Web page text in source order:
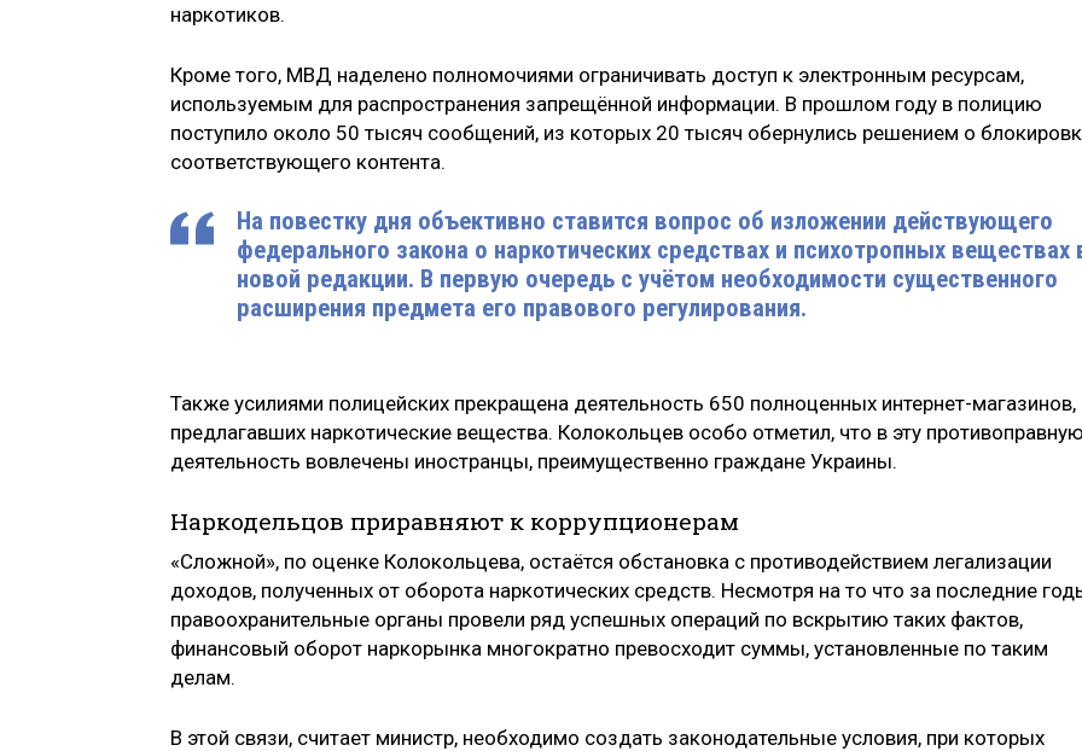
наркотиков.
Кроме того, МВД наделено полномочиями ограничивать доступ к электронным ресурсам,
используемым для распространения запрещённой информации. В прошлом году в полицию
поступило около 50 тысяч сообщений, из которых 20 тысяч обернулись решением о
соответствующего контента.
На повестку дня объективно ставится вопрос об изложении действующего
федерального закона о наркотических средствах и психотропных веществах
новой редакции. В первую очередь с учётом необходимости существенного
расширения предмета его правового регулирования.
Также усилиями полицейских прекращена деятельность 650 полноценных интернет-магазинов,
предлагавших наркотические вещества. Колокольцев особо отметил, что в эту противоправную
деятельность вовлечены иностранцы, преимущественно граждане Украины.
Наркодельцов приравняют к коррупционерам
«Сложной», по оценке Колокольцева, остаётся обстановка с противодействием легализации
доходов, полученных от оборота наркотических средств. Несмотря на то что за последние
правоохранительные органы провели ряд успешных операций по вскрытию таких фактов,
финансовый оборот наркорынка многократно превосходит суммы, установленные по таким
делам.
В этой связи, считает министр, необходимо создать законодательные условия, при которых